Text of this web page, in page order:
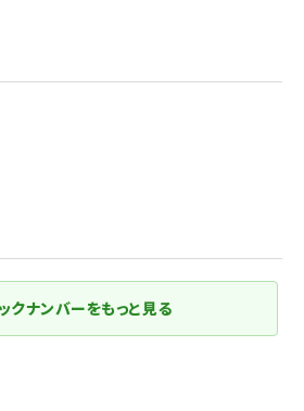
クナンバーをもっと見る